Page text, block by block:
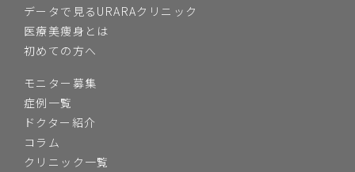
データで見るURARAクリニック
医療美痩身とは
初めての方へ
モニター募集
症例一覧
ドクター紹介
コラム
クリニック一覧